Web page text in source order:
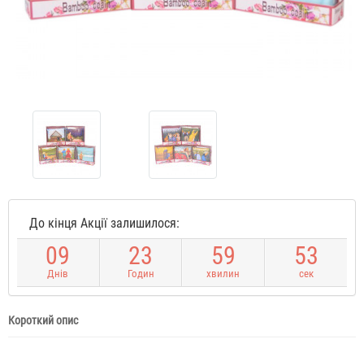
До кінця Акції залишилося:
09
Днів
23
Годин
59
хвилин
53
сек
Короткий опис